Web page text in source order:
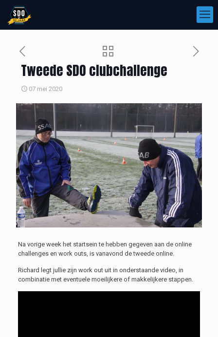
Tweede SDO clubchallenge
07 mei 2020
Na vorige week het startsein te hebben gegeven aan de online
challenges en work outs, is vanavond de tweede online.
Richard legt jullie zijn work out uit in onderstaande video, in
combinatie met eventuele moeilijkere of makkelijkere stappen.